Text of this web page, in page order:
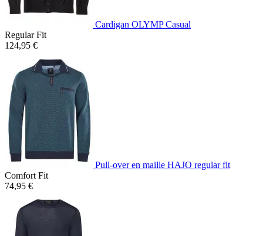
Cardigan OLYMP Casual
Regular Fit
124,95 €
Pull-over en maille HAJO regular fit
Comfort Fit
74,95 €